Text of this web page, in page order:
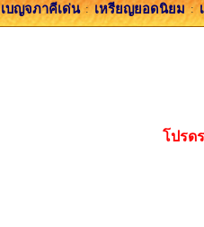
เบญจภาคีเด่น : เหรียญยอดนิยม :
โปรด